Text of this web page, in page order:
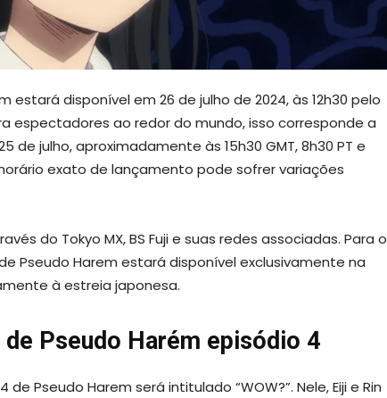
estará disponível em 26 de julho de 2024, às 12h30 pelo
espectadores ao redor do mundo, isso corresponde a
julho, aproximadamente às 15h30 GMT, 8h30 PT e
exato de lançamento pode sofrer variações
do Tokyo MX, BS Fuji e suas redes associadas. Para o
Pseudo Harem estará disponível exclusivamente na
à estreia japonesa.
Pseudo Harém episódio 4
de Pseudo Harem será intitulado “WOW?”. Nele, Eiji e Rin